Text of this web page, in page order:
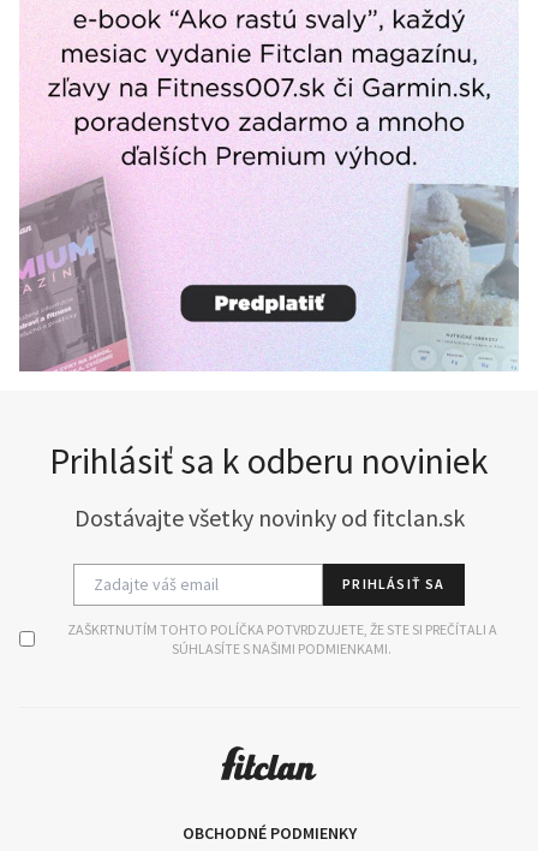
Prihlásiť sa k odberu noviniek
Dostávajte všetky novinky od fitclan.sk
PRIHLÁSIŤ SA
ZAŠKRTNUTÍM TOHTO POLÍČKA POTVRDZUJETE, ŽE STE SI PREČÍTALI A
SÚHLASÍTE S NAŠIMI PODMIENKAMI.
OBCHODNÉ PODMIENKY